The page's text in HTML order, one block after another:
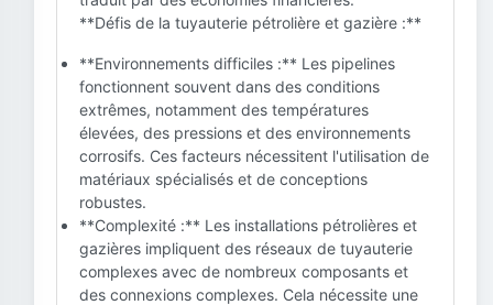
**Défis de la tuyauterie pétrolière et gazière :**
**Environnements difficiles :** Les pipelines
fonctionnent souvent dans des conditions
extrêmes, notamment des températures
élevées, des pressions et des environnements
corrosifs. Ces facteurs nécessitent l'utilisation de
matériaux spécialisés et de conceptions
robustes.
**Complexité :** Les installations pétrolières et
gazières impliquent des réseaux de tuyauterie
complexes avec de nombreux composants et
des connexions complexes. Cela nécessite une